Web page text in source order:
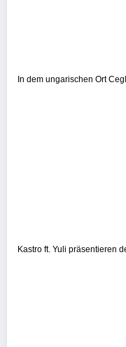
In dem ungarischen Ort
Kastro ft. Yuli präsentieren